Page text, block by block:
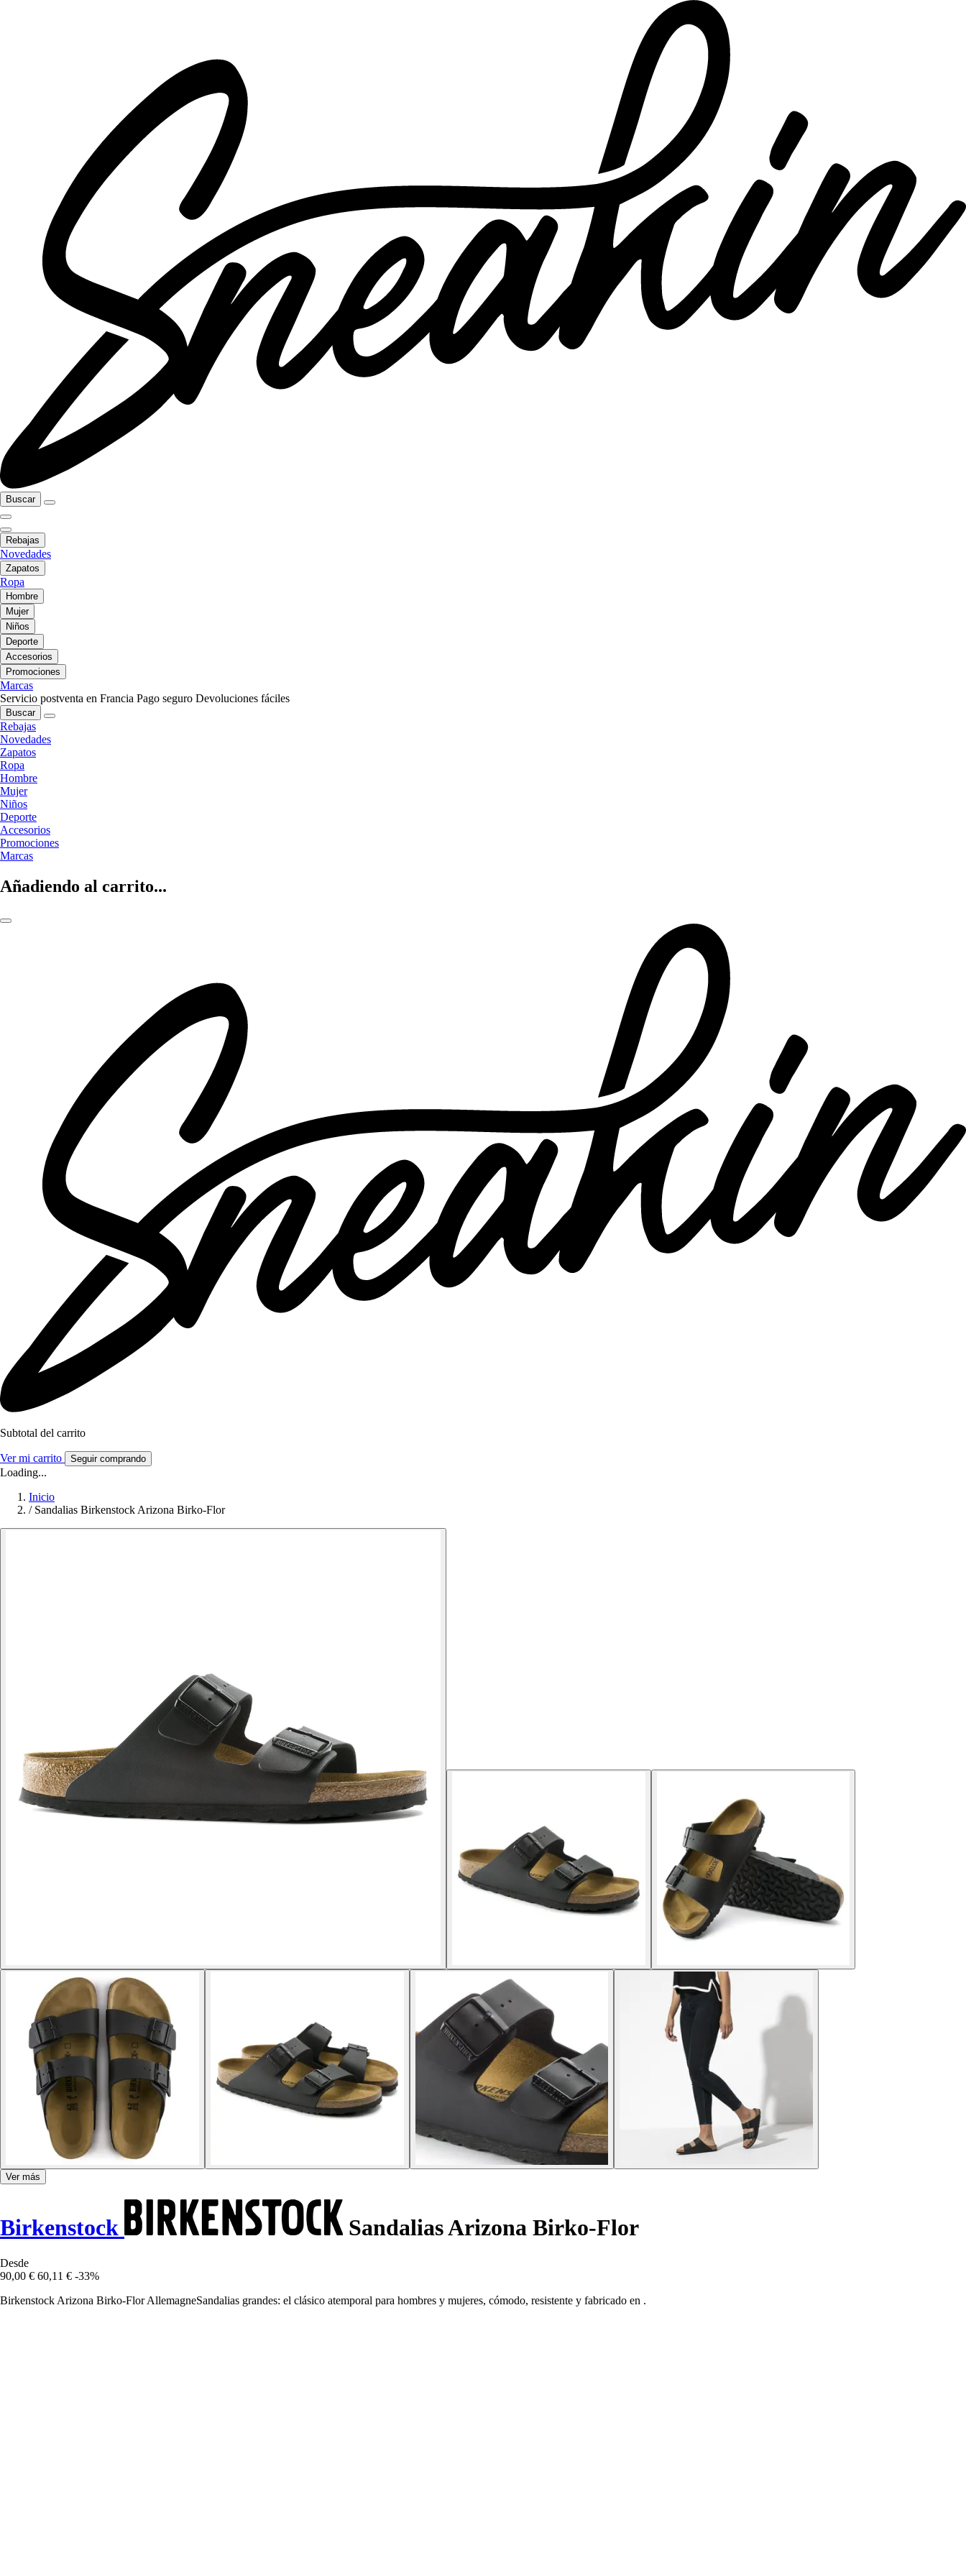
Buscar
Rebajas
Novedades
Zapatos
Ropa
Hombre
Mujer
Niños
Deporte
Accesorios
Promociones
Marcas
Servicio postventa en Francia Pago seguro Devoluciones fáciles
Buscar
Rebajas
Novedades
Zapatos
Ropa
Hombre
Mujer
Niños
Deporte
Accesorios
Promociones
Marcas
Añadiendo al carrito...
Subtotal del carrito
Ver mi carrito Seguir comprando
Loading...
Inicio
/ Sandalias Birkenstock Arizona Birko-Flor
Ver más
Birkenstock Sandalias Arizona Birko-Flor
Desde
90,00 € 60,11 € -33%
Birkenstock Arizona Birko-Flor AllemagneSandalias grandes: el clásico atemporal para hombres y mujeres, cómodo, resistente y fabricado en .